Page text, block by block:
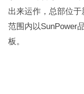
出来运作，总部位
范围内以SunPower
板。